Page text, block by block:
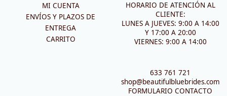
MI CUENTA
ENVÍOS Y PLAZOS DE
ENTREGA
CARRITO
HORARIO DE ATENCIÓN AL
CLIENTE:
LUNES A JUEVES: 9:00 A 14:00
Y 17:00 A 20:00
VIERNES: 9:00 A 14:00
633 761 721
shop@beautifulbluebrides.com
FORMULARIO CONTACTO